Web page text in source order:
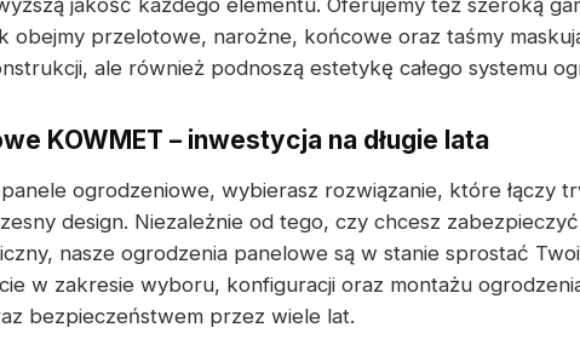
jakość każdego elementu. Oferujemy też szeroką
obejmy przelotowe, narożne, końcowe oraz taśmy
ale również podnoszą estetykę całego systemu
KOWMET – inwestycja na długie lata
ogrodzeniowe, wybierasz rozwiązanie, które łączy
design. Niezależnie od tego, czy chcesz
nasze ogrodzenia panelowe są w stanie sprostać
w zakresie wyboru, konfiguracji oraz montażu
bezpieczeństwem przez wiele lat.